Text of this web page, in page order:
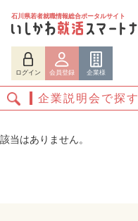
石川県若者就職情報総合ポータルサイト
ログイン 会員登録 企業様
企業説明会で探す
該当はありません。